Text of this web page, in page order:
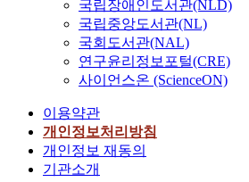
국립장애인도서관(NLD)
국립중앙도서관(NL)
국회도서관(NAL)
연구윤리정보포털(CRE)
사이언스온 (ScienceON)
이용약관
개인정보처리방침
개인정보 재동의
기관소개